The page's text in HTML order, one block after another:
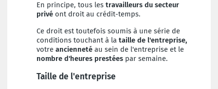
En principe, tous les travailleurs du secteur
privé ont droit au crédit-temps.
Ce droit est toutefois soumis à une série de
conditions touchant à la taille de l'entreprise,
votre ancienneté au sein de l'entreprise et le
nombre d'heures prestées par semaine.
Taille de l'entreprise